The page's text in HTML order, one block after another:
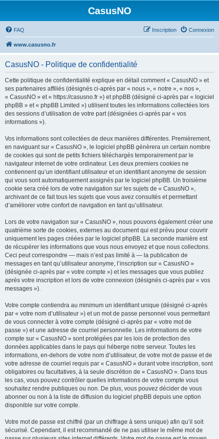
CasusNO
FAQ Connexion
Inscription
www.casusno.fr
CasusNO - Politique de confidentialité
Cette politique de confidentialité explique en détail comment « CasusNO » et
ses partenaires affiliés (désignés ci-après par « nous », « notre », « nos »,
« CasusNO » et « https://casusno.fr ») et phpBB (désigné ci-après par « logiciel
phpBB » et « phpBB Limited ») utilisent toutes les informations collectées lors
des sessions d’utilisation de votre part (désignées ci-après par « vos
informations »).
Vos informations sont collectées de deux manières différentes. Premièrement,
en naviguant sur « CasusNO », le logiciel phpBB génèrera un certain nombre
de cookies qui sont de petits fichiers téléchargés temporairement par le
navigateur internet de votre ordinateur. Les deux premiers cookies ne
contiennent qu’un identifiant utilisateur et un identifiant anonyme de session
qui vous sont automatiquement assignés par le logiciel phpBB. Un troisième
cookie sera créé lors de votre navigation sur les sujets de « CasusNO »,
archivant de ce fait tous les sujets que vous avez consultés et permettant
d’améliorer votre confort de navigation en tant qu’utilisateur.
Lors de votre navigation sur « CasusNO », nous pouvons également créer une
quatrième sorte de cookies, externes au document qui est prévu pour couvrir
uniquement les pages créées par le logiciel phpBB. La seconde manière est
de récupérer les informations que vous nous envoyez et que nous collectons.
Ceci peut correspondre — mais n’est pas limité à — la publication de
messages en tant qu’utilisateur anonyme, l’inscription sur « CasusNO »
(désignée ci-après par « votre compte ») et les messages que vous publiez
après votre inscription et lors de votre connexion (désignés ci-après par « vos
messages »).
Votre compte contiendra au minimum un identifiant unique (désigné ci-après
par « votre nom d’utilisateur ») et un mot de passe personnel vous permettant
de vous connecter à votre compte (désigné ci-après par « votre mot de
passe ») et une adresse de courriel personnelle. Les informations de votre
compte sur « CasusNO » sont protégées par les lois de protection des
données applicables dans le pays qui héberge notre serveur. Toutes les
informations, en-dehors de votre nom d’utilisateur, de votre mot de passe et de
votre adresse de courriel requis par « CasusNO » durant votre inscription, sont
obligatoires ou facultatives, à la seule discrétion de « CasusNO ». Dans tous
les cas, vous pouvez contrôler quelles informations de votre compte vous
souhaitez rendre publiques ou non. De plus, vous pouvez décider de vous
abonner ou non à la liste de diffusion du logiciel phpBB depuis une option
disponible sur votre compte.
Votre mot de passe est chiffré (par un chiffrage à sens unique) afin qu’il soit
sécurisé. Cependant, il est recommandé de ne pas utiliser le même mot de